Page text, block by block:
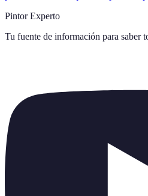
Pintor Experto
Tu fuente de información para saber